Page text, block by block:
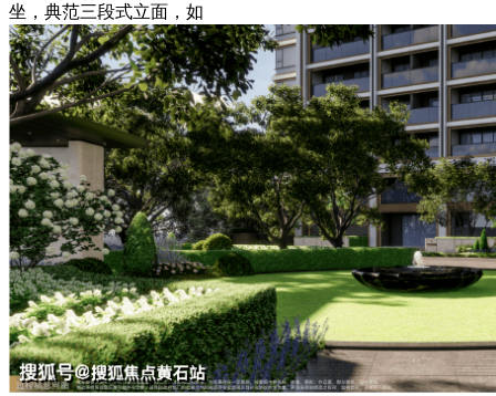
坐，典范三段式立面，如